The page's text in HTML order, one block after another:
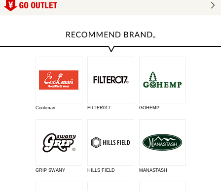
Cookman FILTER017 GOHEMP
GRIP SWANY HILLS FIELD MANASTASH